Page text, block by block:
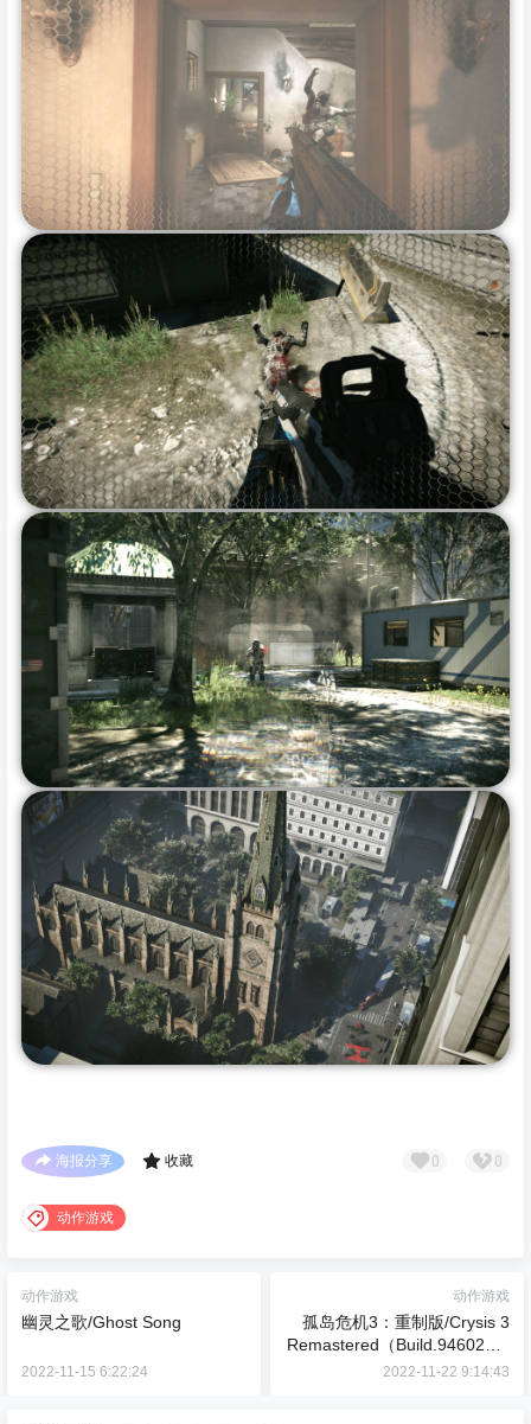
海报分享 收藏 0 0
动作游戏
动作游戏
幽灵之歌/Ghost Song
2022-11-15 6:22:24
动作游戏
孤岛危机3：重制版/Crysis 3
Remastered（Build.9460220-
光追+4K）
2022-11-22 9:14:43